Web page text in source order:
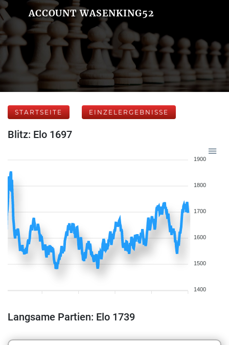
ACCOUNT WASENKING52
STARTSEITE EINZELERGEBNISSE
Blitz: Elo 1697
1900
1800
1700
1600
1500
1400
Langsame Partien: Elo 1739